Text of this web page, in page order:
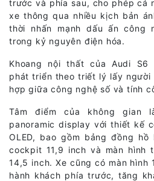
trước và phía sau, cho phép cá
xe thông qua nhiều kịch bản
thời nhấn mạnh dấu ấn công
trong kỷ nguyên điện hóa.
Khoang nội thất của Audi S6
phát triển theo triết lý lấy
hợp giữa công nghệ số và tính
Tâm điểm của không gian
panoramic display với thiết kế
OLED, bao gồm bảng đồng
cockpit 11,9 inch và màn hình
14,5 inch. Xe cũng có màn hình
hành khách phía trước, tăng